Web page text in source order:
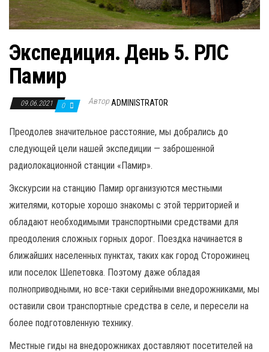
Экспедиция. День 5. РЛС
Памир
09.06.2021 0 АвторADMINISTRATOR
Преодолев значительное расстояние, мы добрались до
следующей цели нашей экспедиции — заброшенной
радиолокационной станции «Памир».
Экскурсии на станцию Памир организуются местными
жителями, которые хорошо знакомы с этой территорией и
обладают необходимыми транспортными средствами для
преодоления сложных горных дорог. Поездка начинается в
ближайших населенных пунктах, таких как город Сторожинец
или поселок Шепетовка. Поэтому даже обладая
полноприводными, но все-таки серийными внедорожниками, мы
оставили свои транспортные средства в селе, и пересели на
более подготовленную технику.
Местные гиды на внедорожниках доставляют посетителей на